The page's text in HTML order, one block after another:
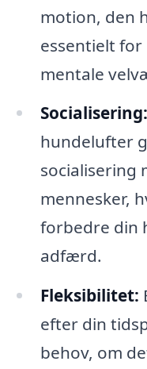
motion, den
essentielt for
mentale
Socialisering:
hundelufter
socialisering
mennesker,
forbedre din
adfærd.
Fleksibilitet:
efter din
behov, om